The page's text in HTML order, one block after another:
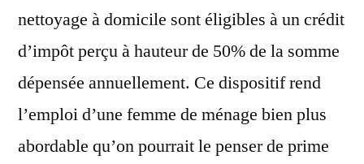
nettoyage à domicile sont éligibles à un crédit
d’impôt perçu à hauteur de 50% de la somme
dépensée annuellement. Ce dispositif rend
l’emploi d’une femme de ménage bien plus
abordable qu’on pourrait le penser de prime